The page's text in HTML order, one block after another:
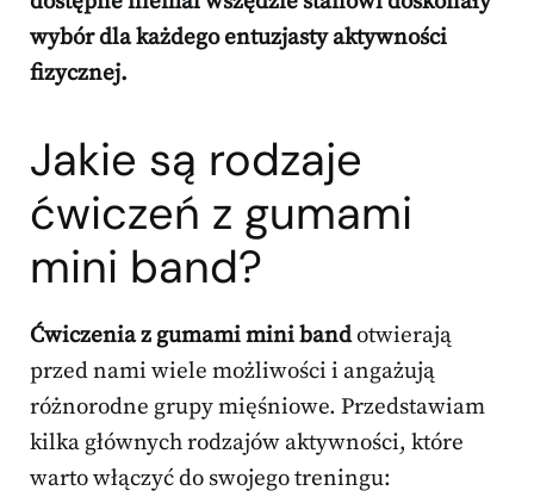
wybór dla każdego entuzjasty aktywności
fizycznej.
Jakie są rodzaje
ćwiczeń z gumami
mini band?
Ćwiczenia z gumami mini bandotwierają
przed nami wiele możliwości i angażują
różnorodne grupy mięśniowe. Przedstawiam
kilka głównych rodzajów aktywności, które
warto włączyć do swojego treningu: